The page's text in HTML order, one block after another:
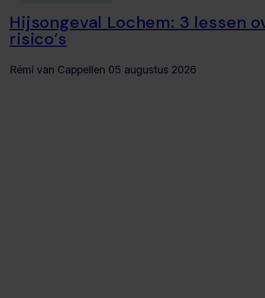
Hijsongeval Lochem: 3 lessen
risico’s
Rémi van Cappellen 05 augustus 2026